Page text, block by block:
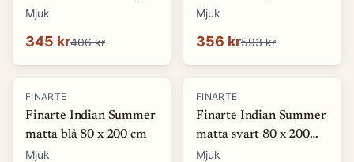
Mjuk
345 kr406 kr
Mjuk
356 kr593 kr
-50 %
FINARTE
Finarte Indian Summer
matta blå 80 x 200 cm
Mjuk
-50 %
FINARTE
Finarte Indian Summer
matta svart 80 x 200
cm
Mjuk